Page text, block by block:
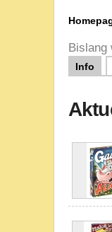
Bislang
Info